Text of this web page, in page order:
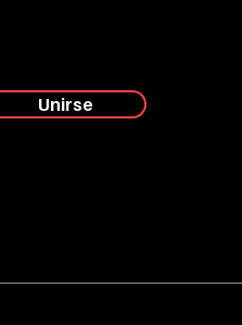
Unirse